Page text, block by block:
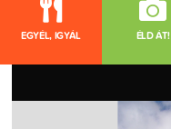
EGYÉL, IGYÁL ÉLD ÁT!